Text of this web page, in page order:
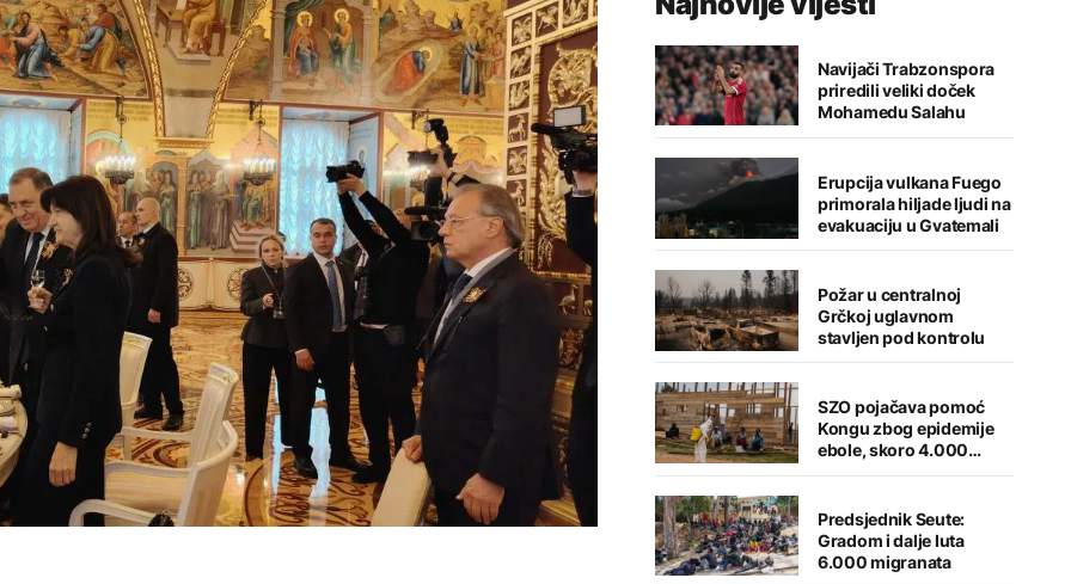
Navijači Trabzonspora
priredili veliki doček
Mohamedu Salahu
Erupcija vulkana Fuego
primorala hiljade ljudi na
evakuaciju u Gvatemali
Požar u centralnoj
Grčkoj uglavnom
stavljen pod kontrolu
SZO pojačava pomoć
Kongu zbog epidemije
ebole, skoro 4.000
zaraženih
Predsjednik Seute:
Gradom i dalje luta
6.000 migranata